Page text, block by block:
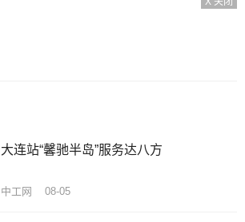
大连站“馨驰半岛”服务达八方
中工网 08-05